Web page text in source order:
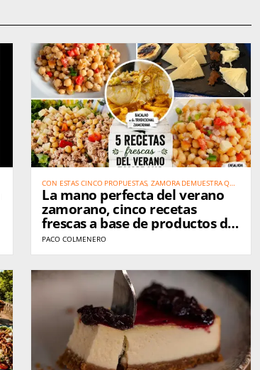
CON ESTAS CINCO PROPUESTAS, ZAMORA DEMUESTRA QUE
TAMBIÉN SABE COMBATIR EL CALOR CON LA MEJOR
GASTRONOMÍA
La mano perfecta del verano
zamorano, cinco recetas
frescas a base de productos de
Zamora
PACO COLMENERO